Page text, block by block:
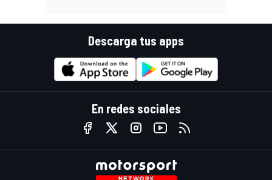
Descarga tus apps
En redes sociales